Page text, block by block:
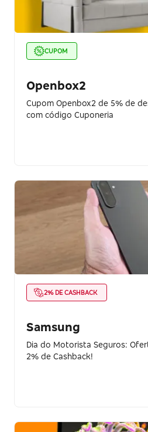
CUPOM
Openbox2
Cupom Openbox2 de 5% de
com código Cuponeria
2% DE CASHBACK
Samsung
Dia do Motorista Seguros:
2% de Cashback!